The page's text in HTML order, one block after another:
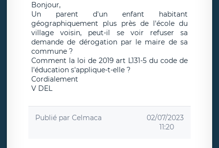
Bonjour,
Un parent d'un enfant habitant
géographiquement plus près de l'école du
village voisin, peut-il se voir refuser sa
demande de dérogation par le maire de sa
commune ?
Comment la loi de 2019 art L131-5 du code de
l'éducation s'applique-t-elle ?
Cordialement
V DEL
Publié par Celmaca
02/07/2023
11:20